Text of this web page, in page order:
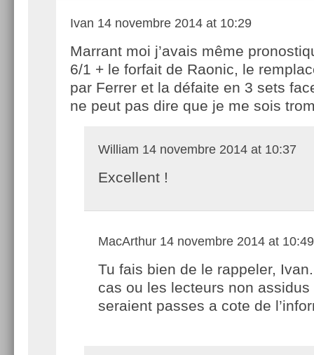
Ivan 14 novembre 2014 at 10:29
Marrant moi j’avais même
6/1 + le forfait de Raonic, le
par Ferrer et la défaite en 3 sets
ne peut pas dire que je me sois
William 14 novembre 2014 at 10:37
Excellent !
MacArthur 14 novembre 2014 at 10:49
Tu fais bien de le rappeler,
cas ou les lecteurs non assidus
seraient passes a cote de